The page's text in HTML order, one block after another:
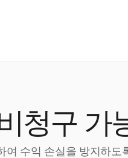
청구 가
수익 손실을 방지하